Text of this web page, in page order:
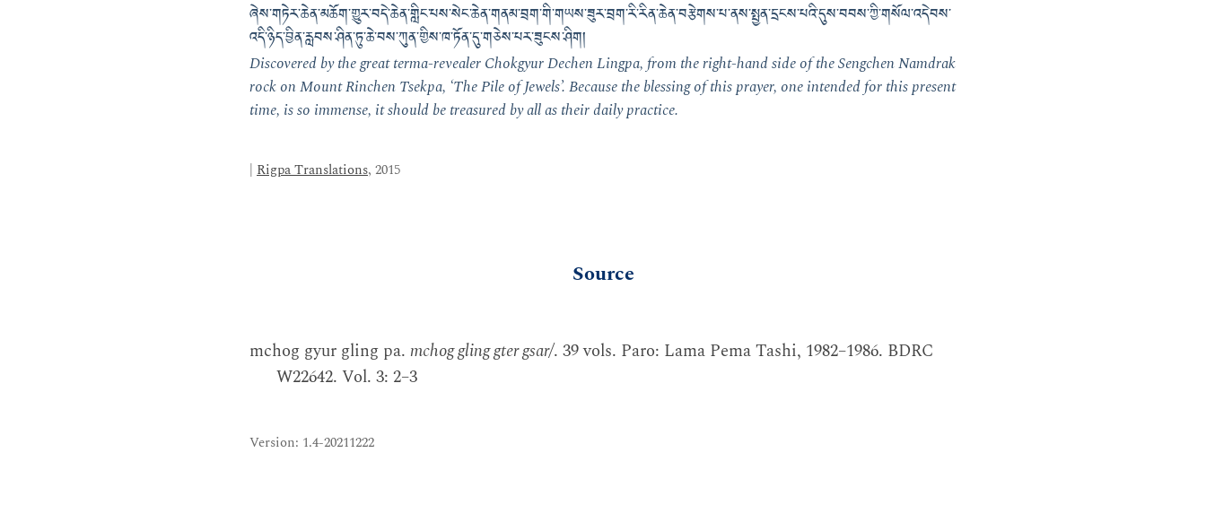
ཞེས་གཏེར་ཆེན་མཆོག་གྱུར་བདེ་ཆེན་གླིང་པས་སེང་ཆེན་གནམ་བྲག་གི་གཡས་ཟུར་བྲག་རི་རིན་ཆེན་བརྩེགས་པ་ནས་སྤྱན་དྲངས་པའི་དུས་བབས་ཀྱི་གསོལ་འདེབས་
འདི་ཉིད་བྱིན་རླབས་ཤིན་ཏུ་ཆེ་བས་ཀུན་གྱིས་ཁ་ཏོན་དུ་གཅེས་པར་ཟུངས་ཤིག །
Discovered by the great terma-revealer Chokgyur Dechen Lingpa, from the right-hand side of the Sengchen Namdrak
rock on Mount Rinchen Tsekpa, ‘The Pile of Jewels’. Because the blessing of this prayer, one intended for this present
time, is so immense, it should be treasured by all as their daily practice.
| Rigpa Translations, 2015
Source
mchog gyur gling pa. mchog gling gter gsar/. 39 vols. Paro: Lama Pema Tashi, 1982–1986. BDRC
W22642. Vol. 3: 2–3
Version: 1.4-20211222